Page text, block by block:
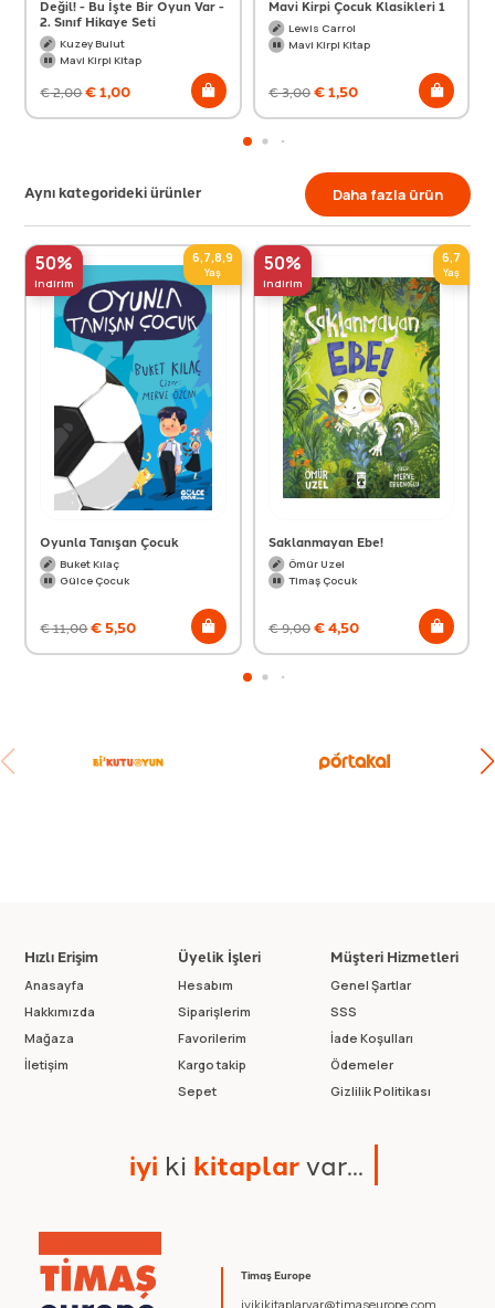
Değil! - Bu İşte Bir Oyun Var -
2. Sınıf Hikaye Seti
Kuzey Bulut
Mavi Kirpi Kitap
€2,00€1,00
Mavi Kirpi Çocuk Klasikleri 1
Lewis Carrol
Mavi Kirpi Kitap
€3,00€1,50
Aynı kategorideki ürünler Daha fazla ürün
50%
indirim
6,7,8,9
Yaş
Oyunla Tanışan Çocuk
Buket Kılaç
Gülce Çocuk
€11,00€ 5,50
50%
indirim
6,7
Yaş
Saklanmayan Ebe!
Ömür Uzel
Timaş Çocuk
€9,00€4,50
Timaş Europe
iyikikitaplarvar@timaseurope.com
Hızlı Erişim
Anasayfa
Hakkımızda
Mağaza
İletişim
Üyelik İşleri
Hesabım
Siparişlerim
Favorilerim
Kargo takip
Sepet
Müşteri Hizmetleri
Genel Şartlar
SSS
İade Koşulları
Ödemeler
Gizlilik Politikası
iyi ki kitaplarvar...